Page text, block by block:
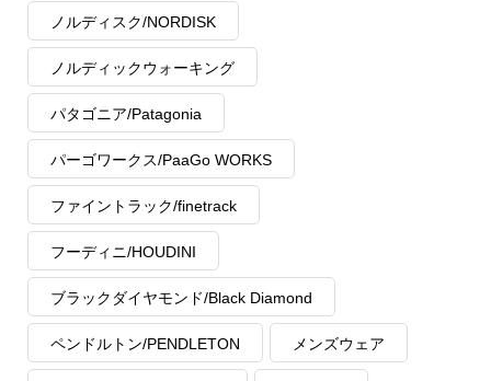
ノルディスク/NORDISK
ノルディックウォーキング
パタゴニア/Patagonia
パーゴワークス/PaaGo WORKS
ファイントラック/finetrack
フーディニ/HOUDINI
ブラックダイヤモンド/Black Diamond
ペンドルトン/PENDLETON メンズウェア